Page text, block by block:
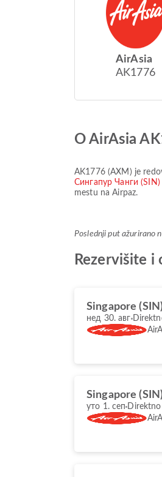
AirAsia
AK1776
O AirAsia
AK1776(AXM ) je
Сингапур Чанги (SIN)
mestu na Airpaz.
Poslednji put ažurirano
Rezervišite
Singapore
нед 30. авг
Singapore
уто 1. сеп Direktno